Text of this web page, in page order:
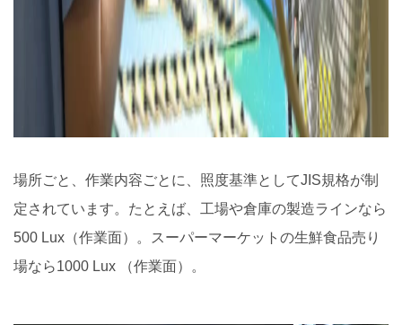
場所ごと、作業内容ごとに、照度基準としてJIS規格が制
定されています。たとえば、工場や倉庫の製造ラインなら
500 Lux（作業面）。スーパーマーケットの生鮮食品売り
場なら1000 Lux （作業面）。